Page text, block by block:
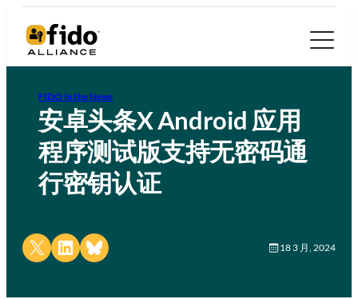
FIDO in the News
安卓头条X Android 应用
程序测试版支持无密码通
行密钥认证
Share on X Share on LinkedIn
Share on Bluesky 18 3 月, 2024